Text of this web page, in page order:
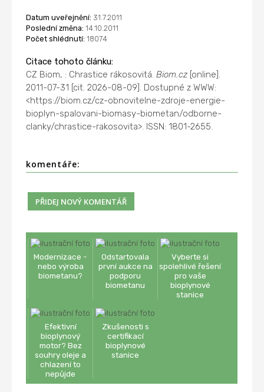
Datum uveřejnění: 31.7.2011
Poslední změna: 14.10.2011
Počet shlédnutí: 18074
Citace tohoto článku:
CZ Biom, : Chrastice rákosovitá.Biom.cz [online].
2011-07-31 [cit. 2026-08-09]. Dostupné z WWW:
<https://biom.cz/cz-obnovitelne-zdroje-energie-
bioplyn-spalovani-biomasy-biometan/odborne-
clanky/chrastice-rakosovita>. ISSN: 1801-2655.
komentáře:
Modernizace -
nebo výroba
biometanu?
Odstartovala
první aukce na
podporu
biometanu
Vyberte si
spolehlivé řešení
pro vaše
bioplynové
stanice
Efektivní
bioplynový
motor? Bez
souhry oleje a
chlazení to
nepůjde
Zkušenosti s
certifikací
bioplynové
stanice